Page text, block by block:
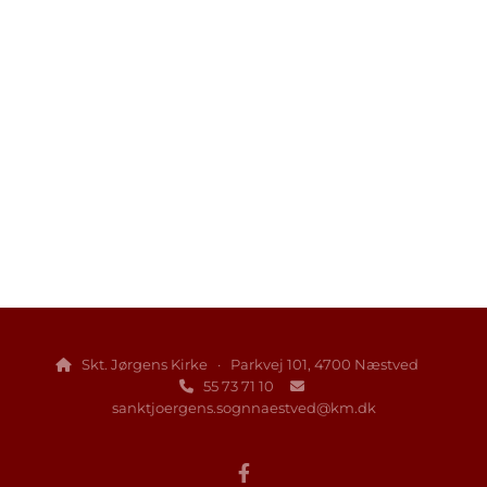
 Skt. Jørgens Kirke · Parkvej 101, 4700 Næstved
 55 73 71 10 
sanktjoergens.sognnaestved@km.dk